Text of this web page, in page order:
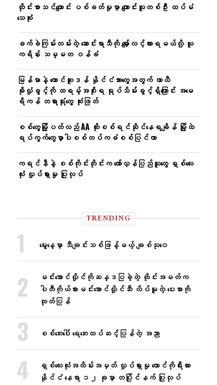
ထိုင်းစာသင်ကျောင်း ပစ်ခတ်မှုမှာ ကျောင်းသူတစ်ဦး ထပ်မံ
သေဆုံး
ခက်ခဲကြမ်းတမ်းတဲ့ ဆောင်းရာသီကို မျှော်လင့်ထားရမယ်လို့ ယူ
ကရိန်း သမ္မတ ဝန်ခံ
မြန်မာနဲ့ တောင်ဆူဒန် နိုင်ငံသားတွေအတွက် ယာယီ
ခိုလှုံခွင့်ကို ထရမ့်အစိုးရ ရုပ်သိမ်းခွင့်ရှိကြောင်း အမေ
ရိကန် တရားရုံးတွေ ဆုံးဖြတ်
စစ်တွေမြို့ပတ်လည် AA ထိုးစစ်ရင်ဆိုင်နေရချိန် မြို့ထဲ
ရပ်ကွက်တွေမှာပါစစ်တပ်ကခံစစ်ပြင်လာ
ကရင်နီနဲ့ စစ်ကိုင်းတိုင်းက တော်လှန်ပြည်သူတွေ ရှစ်လေး
လုံး လှုပ်ရှားမှု ပြုလုပ်
TRENDING
မွေးနေ့မှာ သီချင်းသစ်ဖြန့်မယ့် ချစ်သုဝေ
မင်းအောင်လှိုင်ကိုဆန္ဒပြခဲ့တဲ့ ထိုင်းအမတ်က
ပါတီကိုယ်စားမင်းအောင်လှိုင်ဆီ လိပ်မူတဲ့ ပေးစာကို
ထုတ်ပြန်
စစ်ဘေးပေါ် ရေဘေးထပ်ဆင့်ပြန်တဲ့ အညာ
ရှစ်လေးလုံးအထိမ်းအမှတ် လှုပ်ရှားမှု တောင်ကိုရီးယား
နိုင်ငံ နေရာ ၁၂ ခုမှာ တပြိုင်နက် ပြုလုပ်